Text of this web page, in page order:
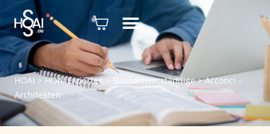
HOAI > HOAI Experten> Bausachverständige>Acconci –
Architekten